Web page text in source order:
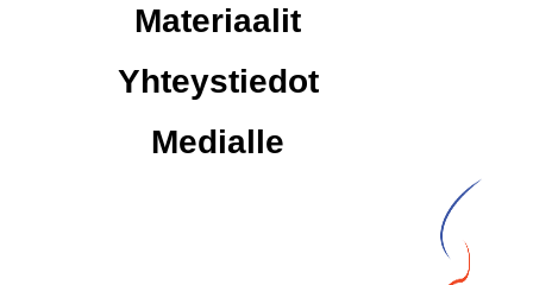
Materiaalit
Yhteystiedot
Medialle